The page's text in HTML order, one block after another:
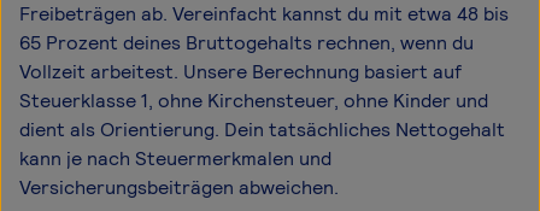
Freibeträgen ab. Vereinfacht kannst du mit etwa 48 bis
65 Prozent deines Bruttogehalts rechnen, wenn du
Vollzeit arbeitest. Unsere Berechnung basiert auf
Steuerklasse 1, ohne Kirchensteuer, ohne Kinder und
dient als Orientierung. Dein tatsächliches Nettogehalt
kann je nach Steuermerkmalen und
Versicherungsbeiträgen abweichen.